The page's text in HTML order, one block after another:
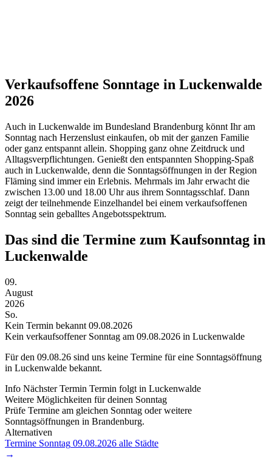
Verkaufsoffene Sonntage in Luckenwalde
2026
Auch in Luckenwalde im Bundesland Brandenburg könnt Ihr am
Sonntag nach Herzenslust einkaufen, ob mit der ganzen Familie
oder ganz entspannt allein. Shopping ganz ohne Zeitdruck und
Alltagsverpflichtungen. Genießt den entspannten Shopping-Spaß
auch in Luckenwalde, denn die Sonntagsöffnungen in der Region
Fläming sind immer ein Erlebnis. Mehrmals im Jahr erwacht die
zwischen 13.00 und 18.00 Uhr aus ihrem Sonntagsschlaf. Dann
zeigt der teilnehmende Einzelhandel bei einem verkaufsoffenen
Sonntag sein geballtes Angebotsspektrum.
Das sind die Termine zum Kaufsonntag in
Luckenwalde
09.
August
2026
So.
Kein Termin bekannt 09.08.2026
Kein verkaufsoffener Sonntag am 09.08.2026 in Luckenwalde
Für den 09.08.26 sind uns keine Termine für eine Sonntagsöffnung
in Luckenwalde bekannt.
Info Nächster Termin Termin folgt in Luckenwalde
Weitere Möglichkeiten für deinen Sonntag
Prüfe Termine am gleichen Sonntag oder weitere
Sonntagsöffnungen in Brandenburg.
Alternativen
Termine Sonntag 09.08.2026 alle Städte
→